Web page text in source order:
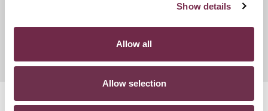
Show details
Allow all
Allow selection
l'importo del canone mensile di noleggio.
Domande frequenti